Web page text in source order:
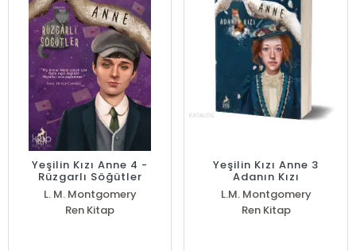
Yeşilin Kızı Anne 4 -
Rüzgarlı Söğütler
L. M. Montgomery
Ren Kitap
Yeşilin Kızı Anne 3
Adanın Kızı
L.M. Montgomery
Ren Kitap